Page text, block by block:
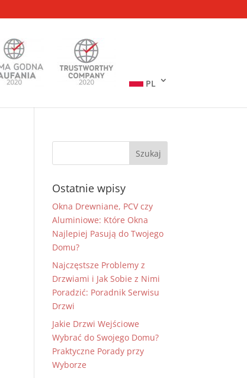
PL
Ostatnie wpisy
Okna Drewniane, PCV czy
Aluminiowe: Które Okna
Najlepiej Pasują do Twojego
Domu?
Najczęstsze Problemy z
Drzwiami i Jak Sobie z Nimi
Poradzić: Poradnik Serwisu
Drzwi
Jakie Drzwi Wejściowe
Wybrać do Swojego Domu?
Praktyczne Porady przy
Wyborze